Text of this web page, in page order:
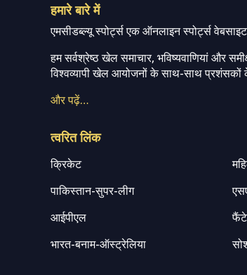
हमारे बारे में
एमसीडब्ल्यू स्पोर्ट्स एक ऑनलाइन स्पोर्ट्स
हम सर्वश्रेष्ठ खेल समाचार, भविष्यवाणियां और
विश्वव्यापी खेल आयोजनों के साथ-साथ प्रशंसकों
और पढ़ें…
त्वरित लिंक
क्रिकेट
पाकिस्तान-सुपर-लीग
आईपीएल
भारत-बनाम-ऑस्ट्रेलिया